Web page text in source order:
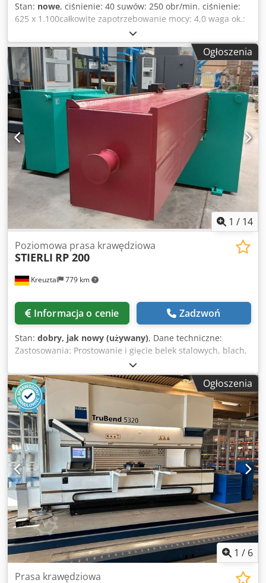
Stan: nowe, ciśnienie: 40 suwów: 250 obr/min. ciśnienie:
625 x 1.100całkowite zapotrzebowanie mocy: 4,0 waga ok.:
0,92 ubezpieczenia (LxWxH): 1,15x0,70x0,95 Cjdsd Ab Iajpfx
Ab Eoha
Ogłoszenia
1 / 14
Kreuztal 779 km
Poziomowa prasa krawędziowa
STIERLI RP 200
Informacja o cenie Zadzwoń
Stan: dobry, jak nowy (używany), Dane techniczne:
Zastosowania: Prostowanie i gięcie belek stalowych, blach,
rur, konstrukcji spawanych itp. Sterowanie elektryczne
Prędkość robocza regulowana hydraulicznie Siła nacisku:
200 ton Wielkość stołu: 700 x 700 mm Wysokość narzędzia:
600 mm Wysokość stempla prostującego: 600 mm Długość
skoku: 0 - 550 mm Prędkość gięcia: 0 – 0,6 m/min Moc
silnika: 18,5 kW Oznaczenie CE Waga: ok. 12,5 t
Wyposażenie: Codey S U Umjpfx Ab Ejha Belka prostująca z
podporą: 5200 mm Stan: Bardzo dobry, niemal jak nowy
Sprzedawca nie ponosi odpowiedzialności za błędy
pisarskie lub transmisji danych. Maszyna sprzedawana
zgodnie z wiekiem pod względem wyglądu, techniki i
zużycia; używane maszyny sprzedawane są bez
jakiejkolwiek gwarancji.
Ogłoszenia
1 / 6
Prasa krawędziowa